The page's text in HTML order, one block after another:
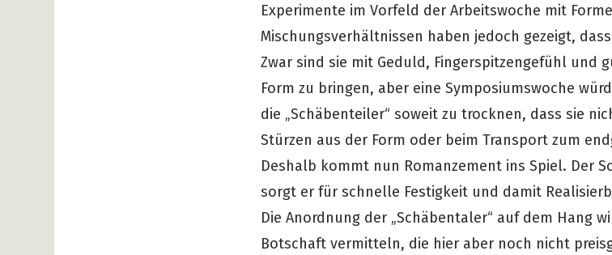
Experimente im Vorfeld der Arbeitswoche mit
Mischungsverhältnissen haben jedoch gezeigt,
Zwar sind sie mit Geduld, Fingerspitzengefühl und
Form zu bringen, aber eine Symposiumswoche
die „Schäbenteiler“ soweit zu trocknen, dass sie
Stürzen aus der Form oder beim Transport zum
Deshalb kommt nun Romanzement ins Spiel. Der
sorgt er für schnelle Festigkeit und damit
Die Anordnung der „Schäbentaler“ auf dem Hang
Botschaft vermitteln, die hier aber noch nicht